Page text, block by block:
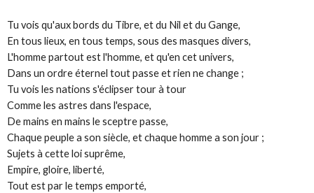
Tu vois qu'aux bords du Tibre, et du Nil et du Gange,
En tous lieux, en tous temps, sous des masques divers,
L'homme partout est l'homme, et qu'en cet univers,
Dans un ordre éternel tout passe et rien ne change ;
Tu vois les nations s'éclipser tour à tour
Comme les astres dans l'espace,
De mains en mains le sceptre passe,
Chaque peuple a son siècle, et chaque homme a son jour ;
Sujets à cette loi suprême,
Empire, gloire, liberté,
Tout est par le temps emporté,